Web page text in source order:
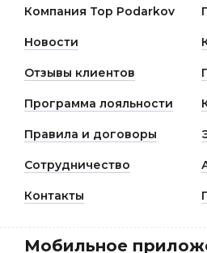
Компания Top Podarkov
Новости
Отзывы клиентов
Программа лояльности
Правила и договоры
Сотрудничество
Контакты
Мобильное